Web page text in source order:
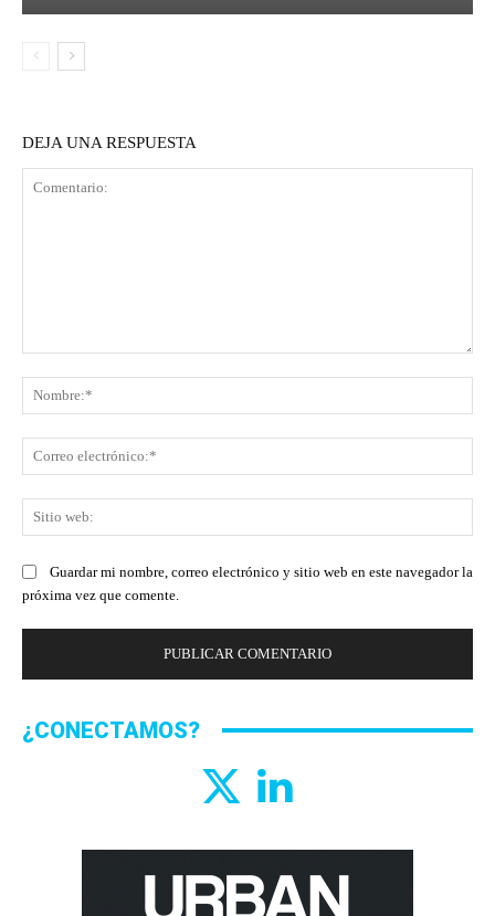
DEJA UNA RESPUESTA
Guardar mi nombre, correo electrónico y sitio web en este navegador la
próxima vez que comente.
¿CONECTAMOS?